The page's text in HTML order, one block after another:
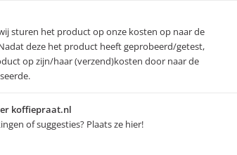
sturen het product op onze kosten op naar de
deze het product heeft geprobeerd/getest,
op zijn/haar (verzend)kosten door naar de
koffiepraat.nl
of suggesties? Plaats ze hier!